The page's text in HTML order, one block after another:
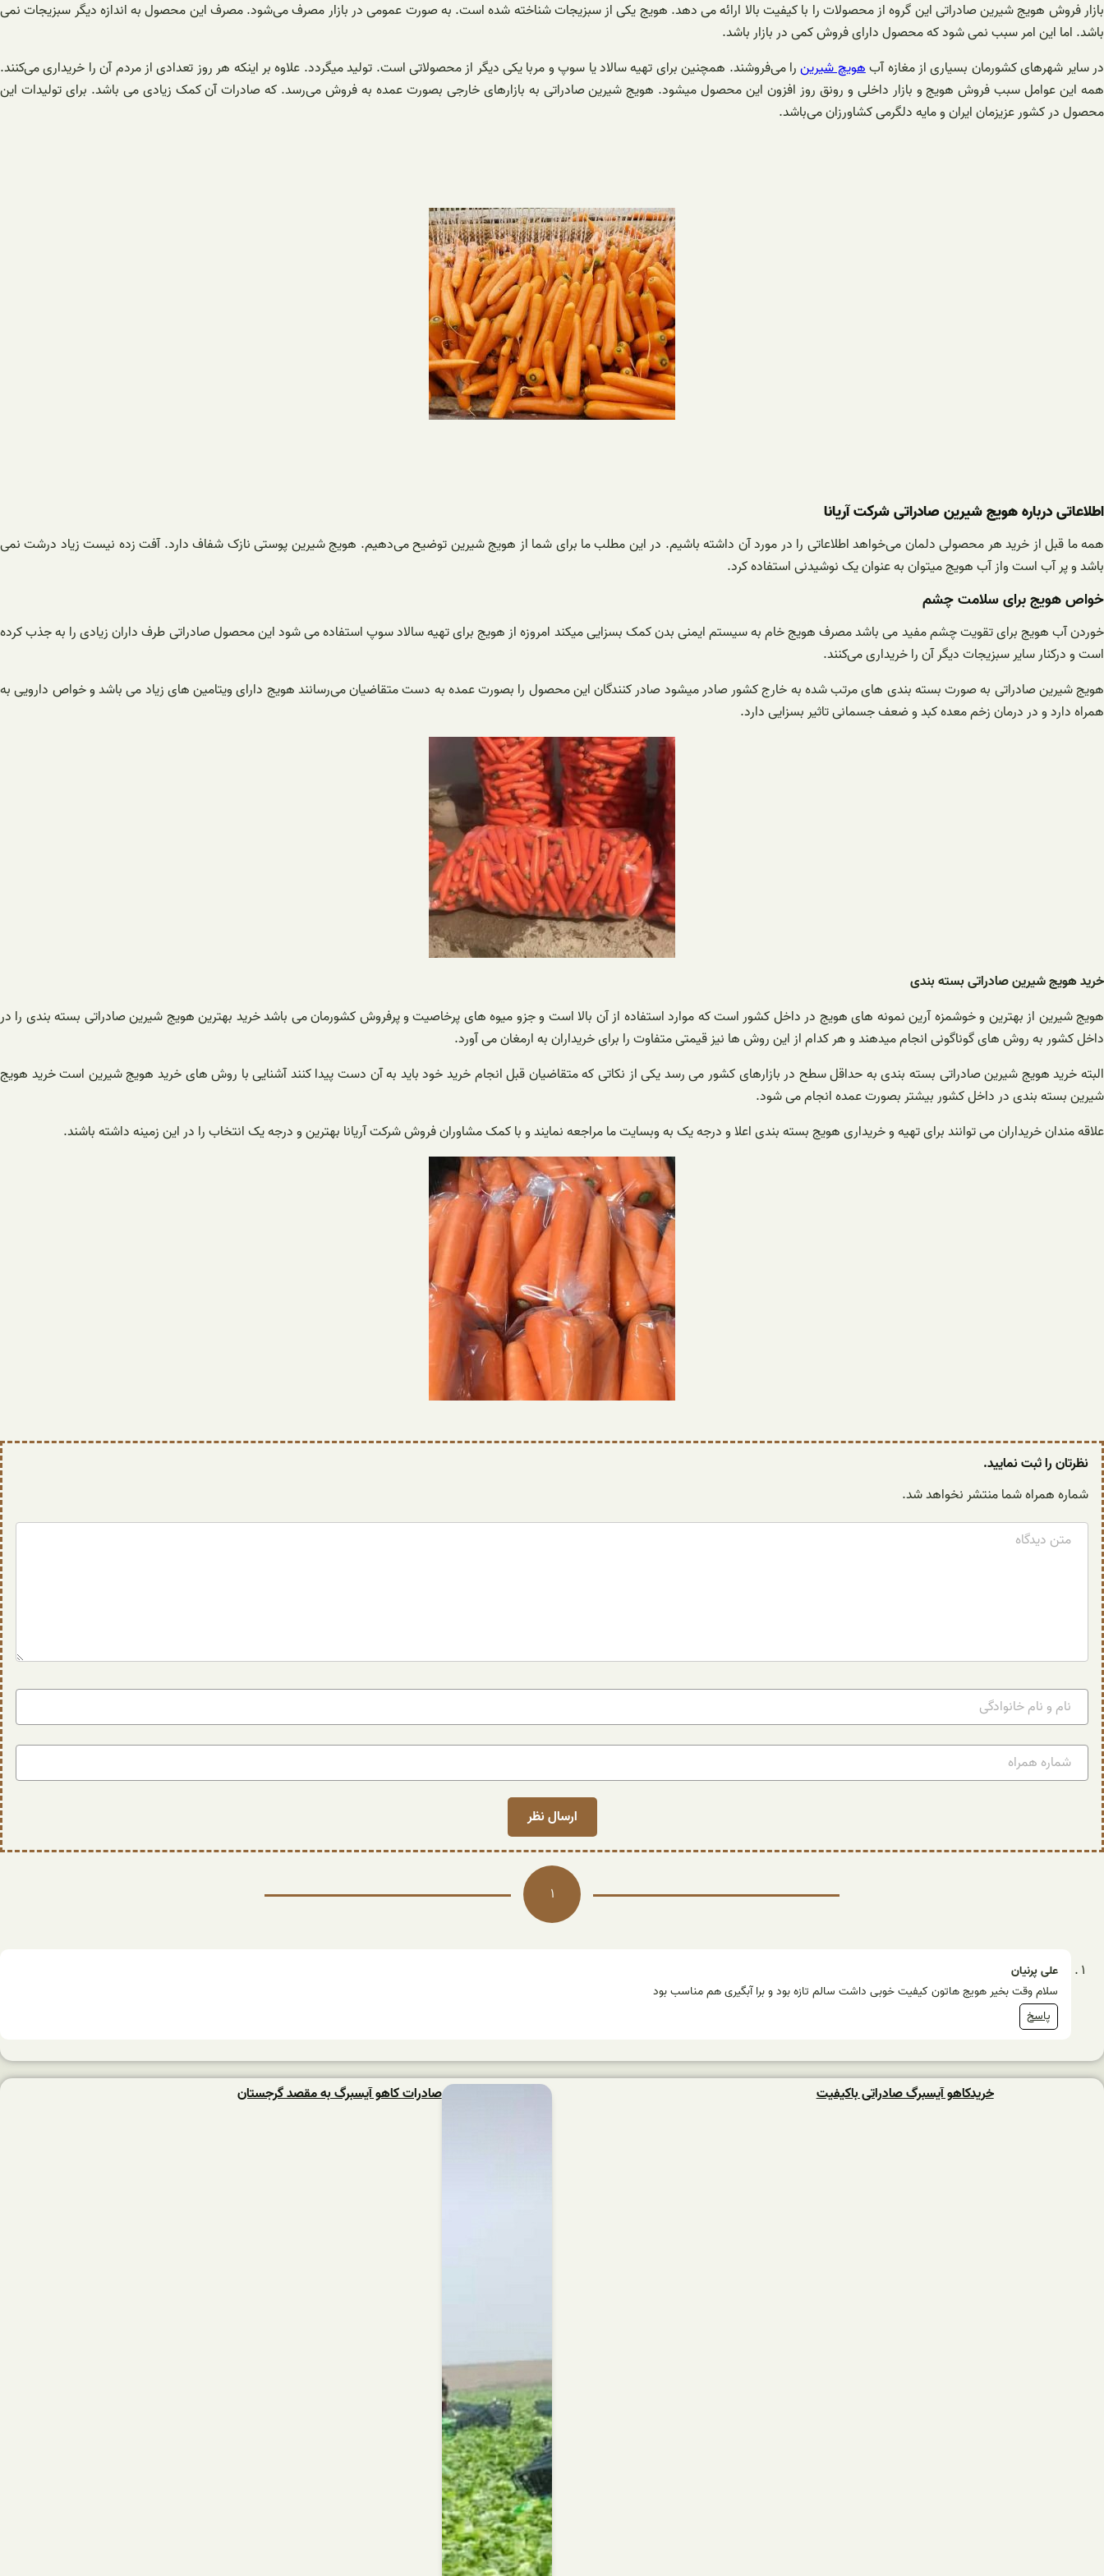
بازار فروش هویج شیرین صادراتی این گروه از محصولات را با کیفیت بالا ارائه می دهد. هویج یکی از سبزیجات شناخته شده است. به صورت عمومی در بازار مصرف می‌شود. مصرف این محصول به اندازه دیگر سبزیجات نمی
باشد. اما این امر سبب نمی شود که محصول دارای فروش کمی در بازار باشد.
در سایر شهرهای کشورمان بسیاری از مغازه آبهویچ شیرینرا می‌فروشند. همچنین برای تهیه سالاد یا سوپ و مربا یکی دیگر از محصولاتی است. تولید میگردد. علاوه بر اینکه هر روز تعدادی از مردم آن را خریداری می‌کنند.
همه این عوامل سبب فروش هویج و بازار داخلی و رونق روز افزون این محصول میشود. هویج شیرین صادراتی به بازارهای خارجی بصورت عمده به فروش می‌رسد. که صادرات آن کمک زیادی می باشد. برای تولیدات این
محصول در کشور عزیزمان ایران و مایه دلگرمی کشاورزان می‌باشد.
اطلاعاتی درباره هویج شیرین صادراتی شرکت آریانا
همه ما قبل از خرید هر محصولی دلمان می‌خواهد اطلاعاتی را در مورد آن داشته باشیم. در این مطلب ما برای شما از هویج شیرین توضیح می‌دهیم. هویج شیرین پوستی نازک شفاف دارد. آفت زده نیست زیاد درشت نمی
باشد و پر آب است واز آب هویج میتوان به عنوان یک نوشیدنی استفاده کرد.
خواص هویج برای سلامت چشم
خوردن آب هویج برای تقویت چشم مفید می باشد مصرف هویج خام به سیستم ایمنی بدن کمک بسزایی میکند امروزه از هویج برای تهیه سالاد سوپ استفاده می شود این محصول صادراتی طرف داران زیادی را به جذب کرده
است و درکنار سایر سبزیجات دیگر آن را خریداری می‌کنند.
هویج شیرین صادراتی به صورت بسته بندی های مرتب شده به خارج کشور صادر میشود صادر کنندگان این محصول را بصورت عمده به دست متقاضیان می‌رسانند هویج دارای ویتامین های زیاد می باشد و خواص دارویی به
همراه دارد و در درمان زخم معده کبد و ضعف جسمانی تاثیر بسزایی دارد.
خرید هویج شیرین صادراتی بسته بندی
هویج شیرین از بهترین و خوشمزه آرین نمونه های هویج در داخل کشور است که موارد استفاده از آن بالا است و جزو میوه های پرخاصیت و پرفروش کشورمان می باشد خرید بهترین هویج شیرین صادراتی بسته بندی را در
داخل کشور به روش های گوناگونی انجام میدهند و هر کدام از این روش ها نیز قیمتی متفاوت را برای خریداران به ارمغان می آورد.
البته خرید هویج شیرین صادراتی بسته بندی به حداقل سطح در بازارهای کشور می رسد یکی از نکاتی که متقاضیان قبل انجام خرید خود باید به آن دست پیدا کنند آشنایی با روش های خرید هویج شیرین است خرید هویج
شیرین بسته بندی در داخل کشور بیشتر بصورت عمده انجام می شود.
علاقه مندان خریداران می توانند برای تهیه و خریداری هویج بسته بندی اعلا و درجه یک به وبسایت ما مراجعه نمایند و با کمک مشاوران فروش شرکت آریانا بهترین و درجه یک انتخاب را در این زمینه داشته باشند.
1
علی پرنیان
سلام وقت بخیر هویج هاتون کیفیت خوبی داشت سالم تازه بود و برا آبگیری هم مناسب بود
پاسخ
نظرتان را ثبت نمایید.
شماره همراه شما منتشر نخواهد شد.
خریدکاهو آیسبرگ صادراتی باکیفیت صادرات کاهو آیسبرگ به مقصد گرجستان